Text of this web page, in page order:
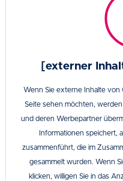
[externer
Wenn Sie externe Inhalte von
Seite sehen möchten,
und deren Werbepartner
Informationen speichert,
zusammenführt, die im
gesammelt wurden. Wenn
klicken, willigen Sie in das